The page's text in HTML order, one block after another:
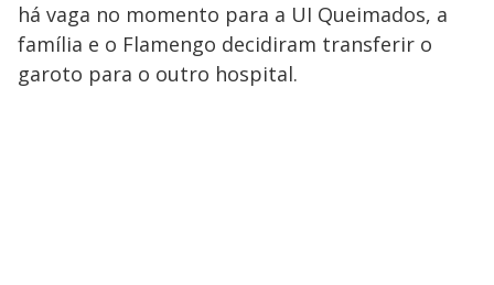
há vaga no momento para a UI Queimados, a
família e o Flamengo decidiram transferir o
garoto para o outro hospital.